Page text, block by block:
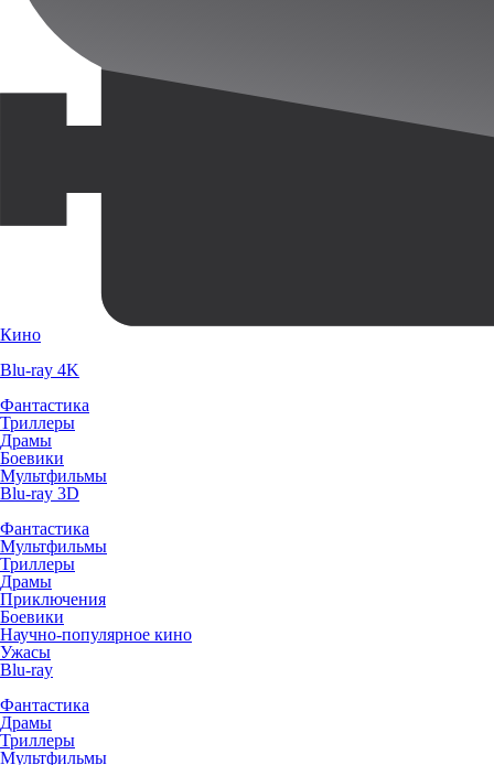
Кино
Blu-ray 4K
Фантастика
Триллеры
Драмы
Боевики
Мультфильмы
Blu-ray 3D
Фантастика
Мультфильмы
Триллеры
Драмы
Приключения
Боевики
Научно-популярное кино
Ужасы
Blu-ray
Фантастика
Драмы
Триллеры
Мультфильмы